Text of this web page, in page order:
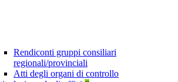
Rendiconti gruppi consiliari
regionali/provinciali
Atti degli organi di controllo